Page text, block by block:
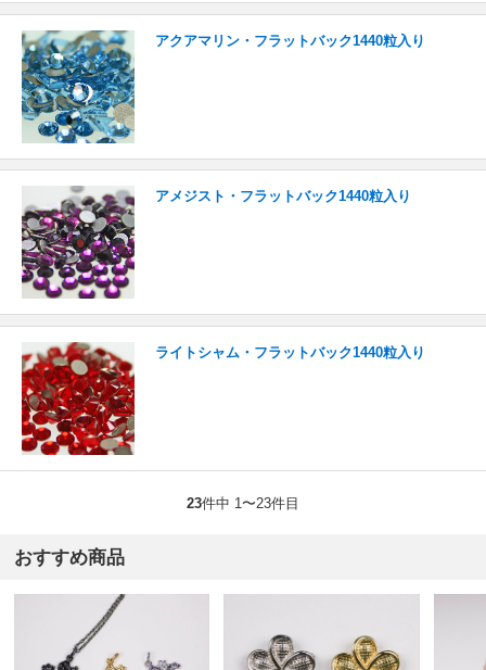
アクアマリン・フラットバック1440粒入り
アメジスト・フラットバック1440粒入り
ライトシャム・フラットバック1440粒入り
23件中 1〜23件目
おすすめ商品